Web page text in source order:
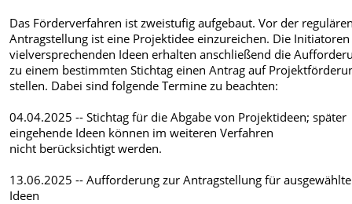
Das Förderverfahren ist zweistufig aufgebaut. Vor der
Antragstellung ist eine Projektidee einzureichen. Die
vielversprechenden Ideen erhalten anschließend die
zu einem bestimmten Stichtag einen Antrag auf
stellen. Dabei sind folgende Termine zu beachten:
04.04.2025 -- Stichtag für die Abgabe von Projektideen; später
eingehende Ideen können im weiteren Verfahren
nicht berücksichtigt werden.
13.06.2025 -- Aufforderung zur Antragstellung für ausgewählte
Ideen